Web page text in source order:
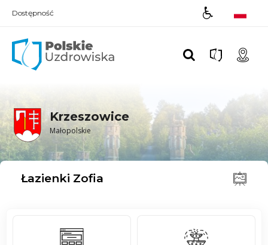
Dostępność
Krzeszowice
Małopolskie
Łazienki Zofia